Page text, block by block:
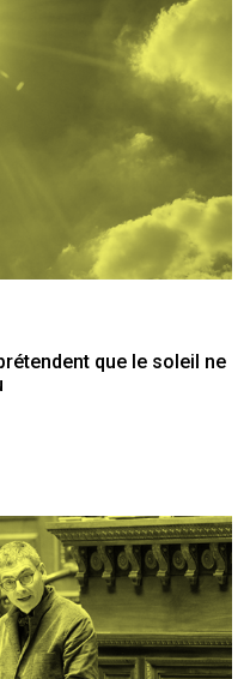
que le soleil ne